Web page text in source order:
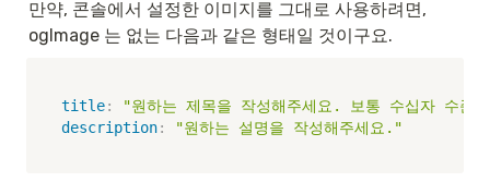
만약, 콘솔에서 설정한 이미지를 그대로 사용하려면,
ogImage 는 없는 다음과 같은 형태일 것이구요.
title:
"원하는 제목을 작성해주세요. 보통 수십자 수준
description: "원하는 설명을 작성해주세요."